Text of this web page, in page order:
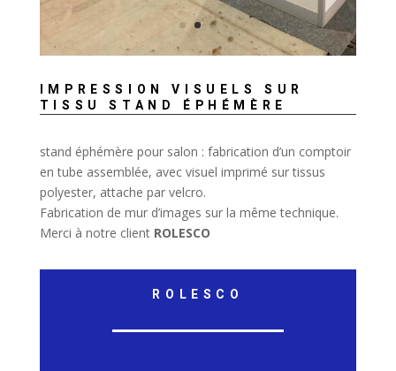
IMPRESSION VISUELS SUR
TISSU STAND ÉPHÉMÈRE
stand éphémère pour salon : fabrication d’un comptoir
en tube assemblée, avec visuel imprimé sur tissus
polyester, attache par velcro.
Fabrication de mur d’images sur la même technique.
Merci à notre client ROLESCO
ROLESCO